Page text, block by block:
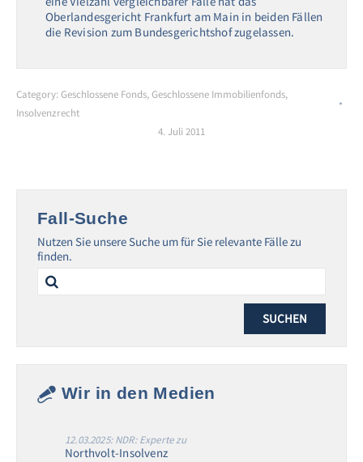
Oberlandesgericht Frankfurt am Main in beiden Fällen
die Revision zum Bundesgerichtshof zugelassen.
Category:Geschlossene Fonds,Geschlossene Immobilienfonds,
Insolvenzrecht
4. Juli 2011
Fall-Suche
Nutzen Sie unsere Suche um für Sie relevante Fälle zu
finden.
Search
for:
Wir in den Medien
12.03.2025: NDR: Experte zu
Northvolt-Insolvenz